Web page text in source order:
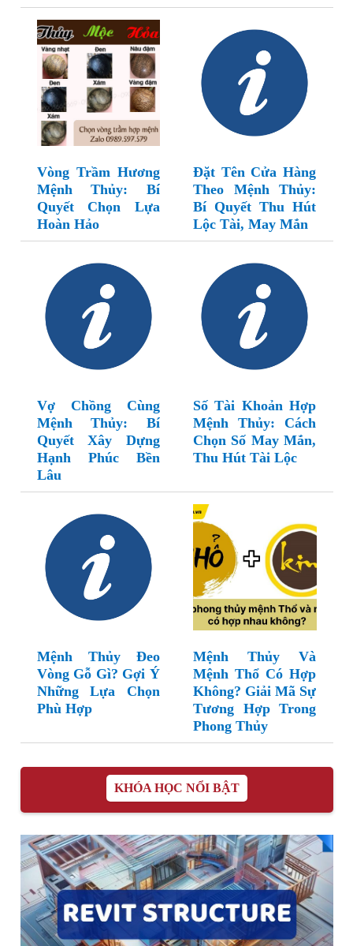
Vòng Trầm Hương
Mệnh Thủy: Bí
Quyết Chọn Lựa
Hoàn Hảo
Đặt Tên Cửa Hàng
Theo Mệnh Thủy:
Bí Quyết Thu Hút
Lộc Tài, May Mắn
Vợ Chồng Cùng
Mệnh Thủy: Bí
Quyết Xây Dựng
Hạnh Phúc Bền
Lâu
Số Tài Khoản Hợp
Mệnh Thủy: Cách
Chọn Số May Mắn,
Thu Hút Tài Lộc
Mệnh Thủy Đeo
Vòng Gỗ Gì? Gợi Ý
Những Lựa Chọn
Phù Hợp
Mệnh Thủy Và
Mệnh Thổ Có Hợp
Không? Giải Mã Sự
Tương Hợp Trong
Phong Thủy
KHÓA HỌC NỔI BẬT